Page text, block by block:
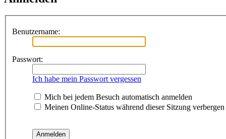
Benutzername:
Passwort:
Ich habe mein Passwort vergessen
Mich bei jedem Besuch automatisch anmelden
Meinen Online-Status während dieser Sitzung verbergen